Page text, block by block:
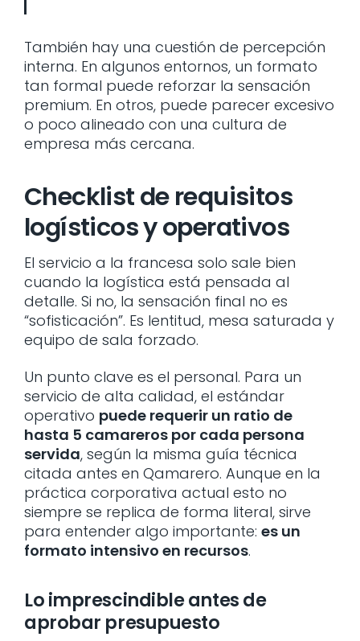
También hay una cuestión de percepción
interna. En algunos entornos, un formato
tan formal puede reforzar la sensación
premium. En otros, puede parecer excesivo
o poco alineado con una cultura de
empresa más cercana.
Checklist de requisitos
logísticos y operativos
El servicio a la francesa solo sale bien
cuando la logística está pensada al
detalle. Si no, la sensación final no es
“sofisticación”. Es lentitud, mesa saturada y
equipo de sala forzado.
Un punto clave es el personal. Para un
servicio de alta calidad, el estándar
operativo puede requerir un ratio de
hasta 5 camareros por cada persona
servida, según la misma guía técnica
citada antes en Qamarero. Aunque en la
práctica corporativa actual esto no
siempre se replica de forma literal, sirve
para entender algo importante: es un
formato intensivo en recursos.
Lo imprescindible antes de
aprobar presupuesto